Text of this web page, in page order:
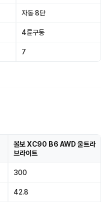
자동 8단
4륜구동
7
볼보 XC90 B6 AWD 울트라
브라이트
300
42.8